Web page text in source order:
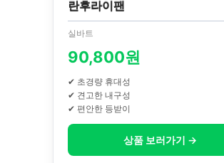
란후라이팬
실바트
90,800원
✔ 초경량 휴대성
✔ 견고한 내구성
✔ 편안한 등받이
상품 보러가기 →